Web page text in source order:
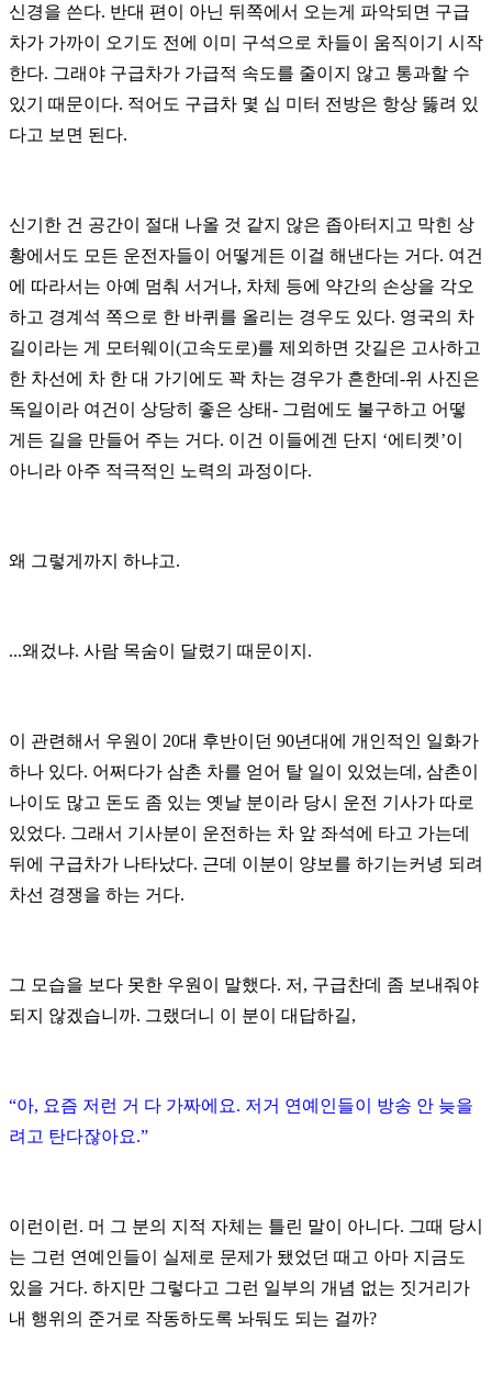
신경을 쓴다. 반대 편이 아닌 뒤쪽에서 오는게 파악되면 구급
차가 가까이 오기도 전에 이미 구석으로 차들이 움직이기 시작
한다. 그래야 구급차가 가급적 속도를 줄이지 않고 통과할 수
있기 때문이다. 적어도 구급차 몇 십 미터 전방은 항상 뚫려 있
다고 보면 된다.
신기한 건 공간이 절대 나올 것 같지 않은 좁아터지고 막힌 상
황에서도 모든 운전자들이 어떻게든 이걸 해낸다는 거다. 여건
에 따라서는 아예 멈춰 서거나, 차체 등에 약간의 손상을 각오
하고 경계석 쪽으로 한 바퀴를 올리는 경우도 있다. 영국의 차
길이라는 게 모터웨이(고속도로)를 제외하면 갓길은 고사하고
한 차선에 차 한 대 가기에도 꽉 차는 경우가 흔한데-위 사진은
독일이라 여건이 상당히 좋은 상태- 그럼에도 불구하고 어떻
게든 길을 만들어 주는 거다. 이건 이들에겐 단지 ‘에티켓’이
아니라 아주 적극적인 노력의 과정이다.
왜 그렇게까지 하냐고.
...왜겄냐. 사람 목숨이 달렸기 때문이지.
이 관련해서 우원이 20대 후반이던 90년대에 개인적인 일화가
하나 있다. 어쩌다가 삼촌 차를 얻어 탈 일이 있었는데, 삼촌이
나이도 많고 돈도 좀 있는 옛날 분이라 당시 운전 기사가 따로
있었다. 그래서 기사분이 운전하는 차 앞 좌석에 타고 가는데
뒤에 구급차가 나타났다. 근데 이분이 양보를 하기는커녕 되려
차선 경쟁을 하는 거다.
그 모습을 보다 못한 우원이 말했다. 저, 구급찬데 좀 보내줘야
되지 않겠습니까. 그랬더니 이 분이 대답하길,
“아, 요즘 저런 거 다 가짜에요. 저거 연예인들이 방송 안 늦을
려고 탄다잖아요.”
이런이런. 머 그 분의 지적 자체는 틀린 말이 아니다. 그때 당시
는 그런 연예인들이 실제로 문제가 됐었던 때고 아마 지금도
있을 거다. 하지만 그렇다고 그런 일부의 개념 없는 짓거리가
내 행위의 준거로 작동하도록 놔둬도 되는 걸까?